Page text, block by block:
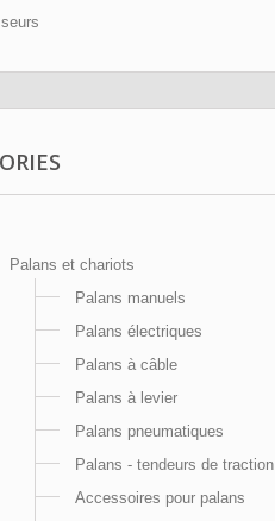
Palans et chariots
Palans manuels
Palans électriques
Palans à câble
Palans à levier
Palans pneumatiques
Palans - tendeurs de traction
Accessoires pour palans